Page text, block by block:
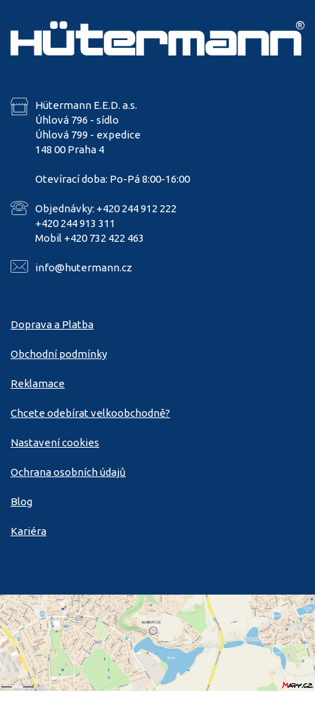
Hütermann E.E.D. a.s.
Úhlová 796 - sídlo
Úhlová 799 - expedice
148 00 Praha 4
Otevírací doba: Po-Pá 8:00-16:00
Objednávky: +420 244 912 222
+420 244 913 311
Mobil +420 732 422 463
info@hutermann.cz
Doprava a Platba
Obchodní podmínky
Reklamace
Chcete odebírat velkoobchodně?
Nastavení cookies
Ochrana osobních údajů
Blog
Kariéra